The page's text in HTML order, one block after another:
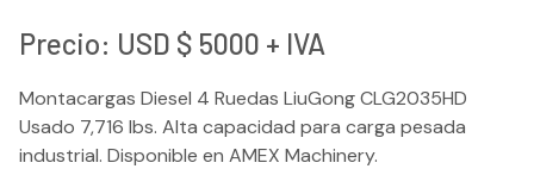
Precio: USD $ 5000 + IVA
Montacargas Diesel 4 Ruedas LiuGong CLG2035HD
Usado 7,716 lbs. Alta capacidad para carga pesada
industrial. Disponible en AMEX Machinery.